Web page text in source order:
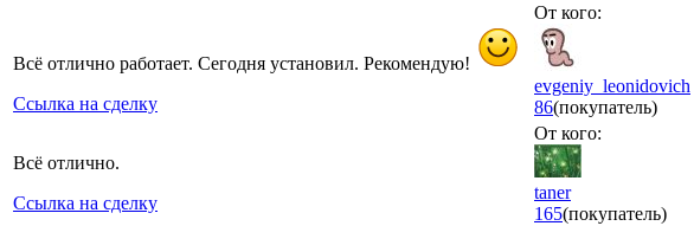
Всё отлично работает. Сегодня установил. Рекомендую!
Ссылка на сделку
От кого:
evgeniy_leonidovich
86(покупатель)
Всё отлично.
Ссылка на сделку
От кого:
taner
165(покупатель)